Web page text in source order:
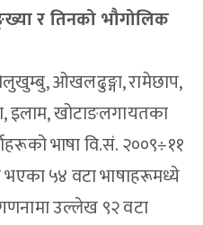
र तिनको भौगोलिक
ओखलढुङ्गा, रामेछाप,
इलाम, खोटाङलगायतका
भाषा वि.सं. २००९÷११
भएका ५४ वटा भाषाहरूमध्ये
उल्लेख ९२ वटा